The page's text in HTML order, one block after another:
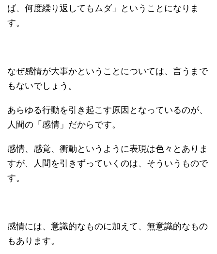
ば、何度繰り返してもムダ」ということになりま
す。
なぜ感情が大事かということについては、言うまで
もないでしょう。
あらゆる行動を引き起こす原因となっているのが、
人間の「感情」だからです。
感情、感覚、衝動というように表現は色々とありま
すが、人間を引きずっていくのは、そういうもので
す。
感情には、意識的なものに加えて、無意識的なもの
もあります。